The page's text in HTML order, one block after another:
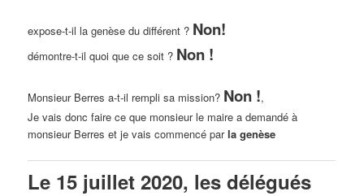
expose-t-il la genèse du différent ? Non!
démontre-t-il quoi que ce soit ? Non !
Monsieur Berres a-t-il rempli sa mission? Non !,
Je vais donc faire ce que monsieur le maire a demandé à
monsieur Berres et je vais commencé parla genèse
Le 15 juillet 2020, les délégués